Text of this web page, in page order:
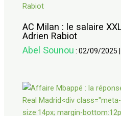
AC Milan : le salaire
Adrien Rabiot
Abel Sounou :02/09/2025